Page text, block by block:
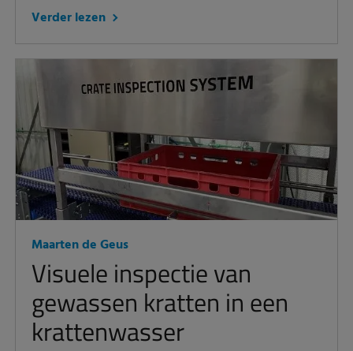
Verder lezen
Maarten de Geus
Visuele inspectie van
gewassen kratten in een
krattenwasser